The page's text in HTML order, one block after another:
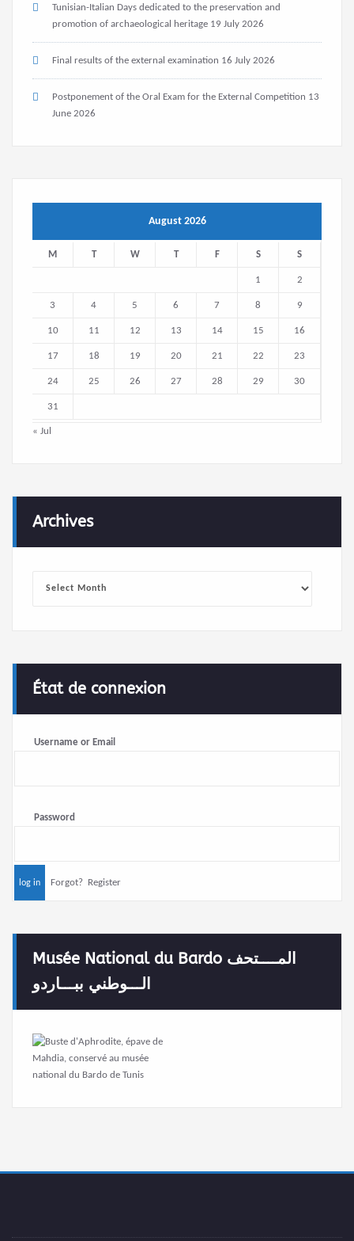
Tunisian-Italian Days dedicated to the preservation and
promotion of archaeological heritage 19 July 2026
Final results of the external examination 16 July 2026
Postponement of the Oral Exam for the External Competition 13
June 2026
August 2026
M T W T F S S
1 2
3 4 5 6 7 8 9
10 11 12 13 14 15 16
17 18 19 20 21 22 23
24 25 26 27 28 29 30
31
« Jul
Archives
État de connexion
Username or Email
Password
Forgot? Register
Musée National du Bardo المــــتحف
الـــوطني ببـــاردو